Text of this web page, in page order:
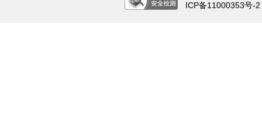
ICP备11000353号-2